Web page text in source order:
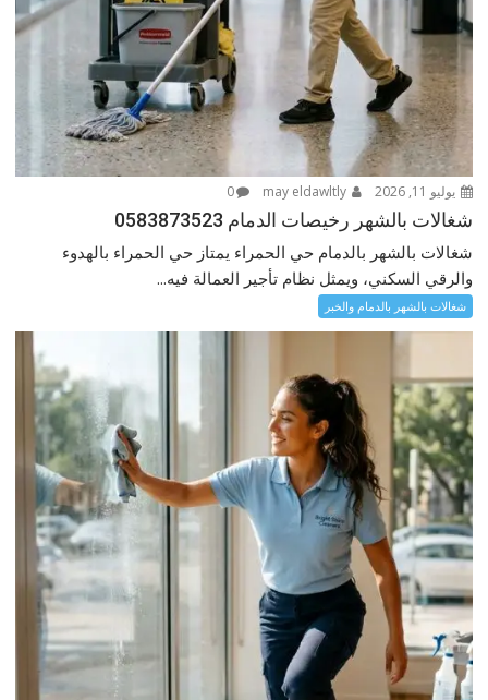
يوليو 11, 2026 may eldawltly
0
شغالات بالشهر رخيصات الدمام 0583873523
شغالات بالشهر بالدمام حي الحمراء يمتاز حي الحمراء بالهدوء
والرقي السكني، ويمثل نظام تأجير العمالة فيه...
شغالات بالشهر بالدمام والخبر